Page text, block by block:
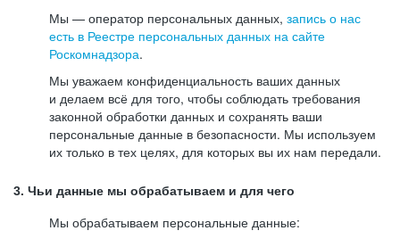
Мы — оператор персональных данных, запись о нас
есть в Реестре персональных данных на сайте
Роскомнадзора.
Мы уважаем конфиденциальность ваших данных
и делаем всё для того, чтобы соблюдать требования
законной обработки данных и сохранять ваши
персональные данные в безопасности. Мы используем
их только в тех целях, для которых вы их нам передали.
3. Чьи данные мы обрабатываем и для чего
Мы обрабатываем персональные данные: